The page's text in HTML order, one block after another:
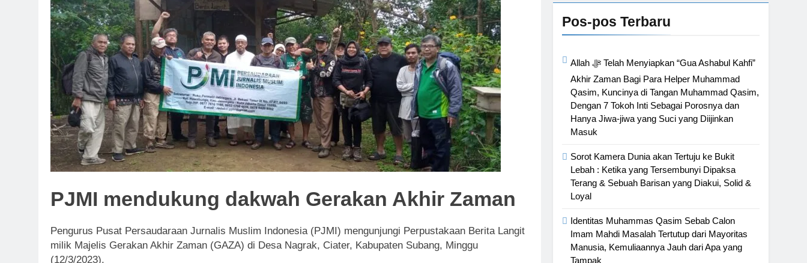
Ujian Pangan : Isyarat untuk Percepatan Lumbung Pangan di Tanah Uzlah
4 Hari Ago
Isyarat Bahwa Al- Mahdi Membutuhkan Estafet Perjuangan dari Para Pembantunya
4 Hari Ago
PJMI mendukung dakwah Gerakan Akhir Zaman
Pengurus Pusat Persaudaraan Jurnalis Muslim Indonesia (PJMI) mengunjungi Perpustakaan Berita Langit
milik Majelis Gerakan Akhir Zaman (GAZA) di Desa Nagrak, Ciater, Kabupaten Subang, Minggu
(12/3/2023).
Pos-pos Terbaru
Allah ﷻ Telah Menyiapkan “Gua Ashabul Kahfi”
Akhir Zaman Bagi Para Helper Muhammad
Qasim, Kuncinya di Tangan Muhammad Qasim,
Dengan 7 Tokoh Inti Sebagai Porosnya dan
Hanya Jiwa-jiwa yang Suci yang Diijinkan
Masuk
Sorot Kamera Dunia akan Tertuju ke Bukit
Lebah : Ketika yang Tersembunyi Dipaksa
Terang & Sebuah Barisan yang Diakui, Solid &
Loyal
Identitas Muhammas Qasim Sebab Calon
Imam Mahdi Masalah Tertutup dari Mayoritas
Manusia, Kemuliaannya Jauh dari Apa yang
Tampak